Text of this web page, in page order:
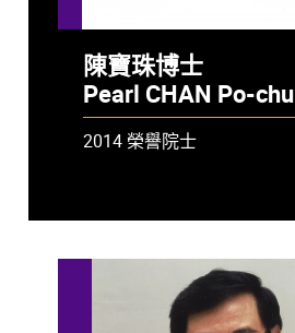
陳寶珠博士
Pearl CHAN Po-chu
2014 榮譽院士